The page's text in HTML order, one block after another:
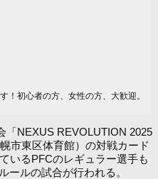
！初心者の方、女性の方、大歓迎。
NEXUS REVOLUTION 2025
市東区体育館）の対戦カード
いるPFCのレギュラー選手も
ールの試合が行われる。